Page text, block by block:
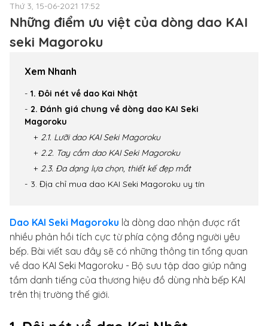
Thứ 3, 15-06-2021 17:52
Những điểm ưu việt của dòng dao KAI
seki Magoroku
Xem Nhanh
1. Đôi nét về dao Kai Nhật
2. Đánh giá chung về dòng dao KAI Seki
Magoroku
2.1. Lưỡi dao KAI Seki Magoroku
2.2. Tay cầm dao KAI Seki Magoroku
2.3. Đa dạng lựa chọn, thiết kế đẹp mắt
3. Địa chỉ mua dao KAI Seki Magoroku uy tín
Dao KAI Seki Magoroku là dòng dao nhận được rất
nhiều phản hồi tích cực từ phía cộng đồng người yêu
bếp. Bài viết sau đây sẽ có những thông tin tổng quan
về dao KAI Seki Magoroku - Bộ sưu tập dao giúp nâng
tầm danh tiếng của thương hiệu đồ dùng nhà bếp KAI
trên thị trường thế giới.